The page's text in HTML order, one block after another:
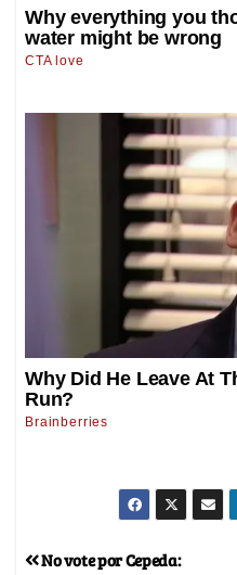
No vote por Cepeda: